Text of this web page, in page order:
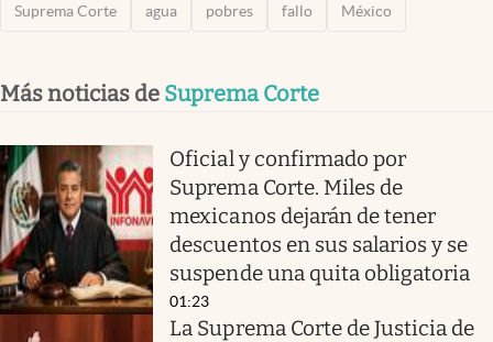
Suprema Corte agua pobres fallo México
Más noticias de Suprema Corte
Oficial y confirmado por
Suprema Corte. Miles de
mexicanos dejarán de tener
descuentos en sus salarios y se
suspende una quita obligatoria
01:23
La Suprema Corte de Justicia de